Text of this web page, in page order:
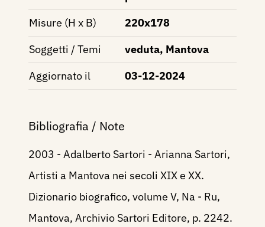
Misure (H x B)
220x178
Soggetti / Temi
veduta, Mantova
Aggiornato il
03-12-2024
Bibliografia / Note
2003 - Adalberto Sartori - Arianna Sartori,
Artisti a Mantova nei secoli XIX e XX.
Dizionario biografico, volume V, Na - Ru,
Mantova, Archivio Sartori Editore, p. 2242.